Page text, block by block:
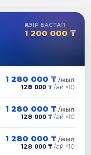
ҚАЗІР БАСТАП
1 200 000 ₸
1 280 000 ₸ /жыл
128 000 ₸ /ай ×10
1 280 000 ₸ /жыл
128 000 ₸ /ай ×10
1 280 000 ₸ /жыл
128 000 ₸ /ай ×10